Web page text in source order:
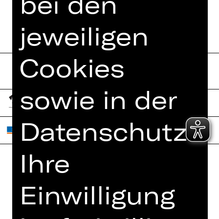
Spielplan
Künstler*innen
Interner Bereich
ZVB/L
jeweiligen
Cookies
sowie in der
Ihre
Einwilligung